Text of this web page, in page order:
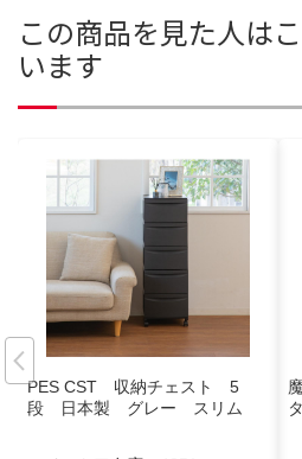
この商品を見た人は
います
PES CST 収納チェスト 5
段 日本製 グレー スリム